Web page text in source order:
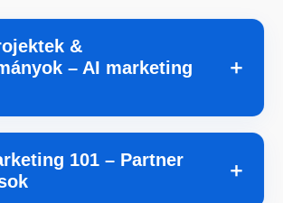
&
– AI marketing
＋
101 – Partner
＋